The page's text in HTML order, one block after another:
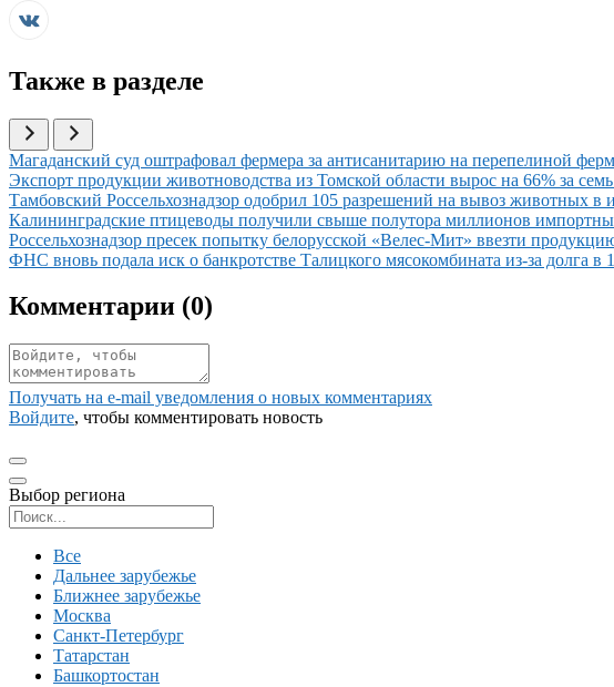
Также в разделе
Иллюстрация новости
Магаданский суд оштрафовал фермера за антисанитарию на перепелиной
Иллюстрация новости
Экспорт продукции животноводства из Томской области вырос на 66% за
Иллюстрация новости
Тамбовский Россельхознадзор одобрил 105 разрешений на вывоз животных в
Иллюстрация новости
Калининградские птицеводы получили свыше полутора миллионов
Иллюстрация новости
Россельхознадзор пресек попытку белорусской «Велес-Мит» ввезти
Иллюстрация новости
ФНС вновь подала иск о банкротстве Талицкого мясокомбината из-за долга в
Комментарии (0)
Получать на e‑mail уведомления о новых комментариях
Войдите, чтобы комментировать новость
Выбор региона
Все
Дальнее зарубежье
Ближнее зарубежье
Москва
Санкт-Петербург
Татарстан
Башкортостан